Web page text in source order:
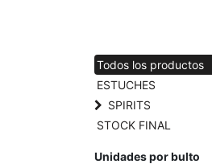
Todos los productos
ESTUCHES
SPIRITS
STOCK FINAL
Unidades por bulto